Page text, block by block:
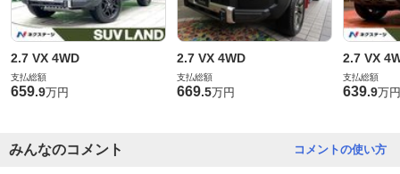
2.7 VX 4WD
支払総額
659.9万円
2.7 VX 4WD
支払総額
669.5万円
2.7 VX
支払総額
639.9万円
コメントの使い方
みんなのコメント